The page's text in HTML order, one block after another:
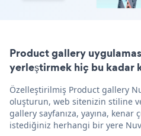
Product gallery
yerleştirmek hiç bu kadar
Özelleştirilmiş Product gallery
oluşturun, web sitenizin stiline
gallery sayfanıza, yayına,
istediğiniz herhangi bir yere